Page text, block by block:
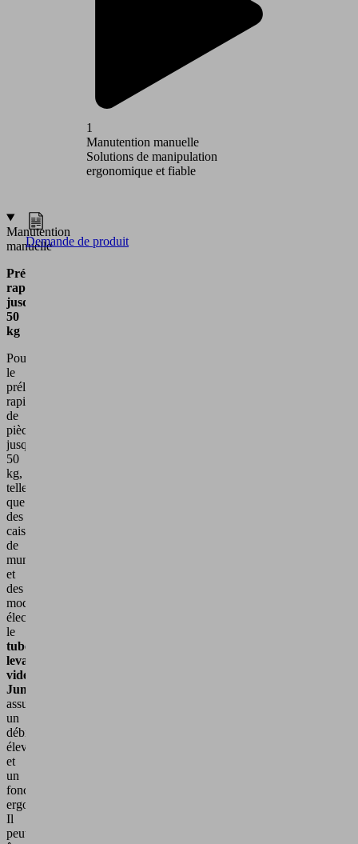
1
Manutention manuelle
Solutions de manipulation
ergonomique et fiable
Manutention
manuelle
Prélèvement
rapide
jusqu'à
50
kg
Pour
le
prélèvement
rapide
de
pièces
jusqu'à
50
kg,
telles
que
des
caisses
de
munitions
et
des
modules
électroniques,
le
tube
levage
vide
JumboFlex
assure
un
débit
élevé
et
un
fonctionnement
ergonomique.
Il
peut
Demande de produit